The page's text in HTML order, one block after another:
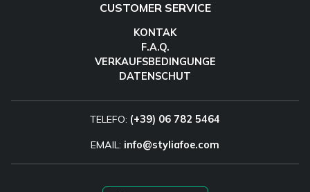
CUSTOMER SERVICE
KONTAK
F.A.Q.
VERKAUFSBEDINGUNGE
DATENSCHUT
TELEFO: (+39) 06 782 5464
EMAIL: info@styliafoe.com